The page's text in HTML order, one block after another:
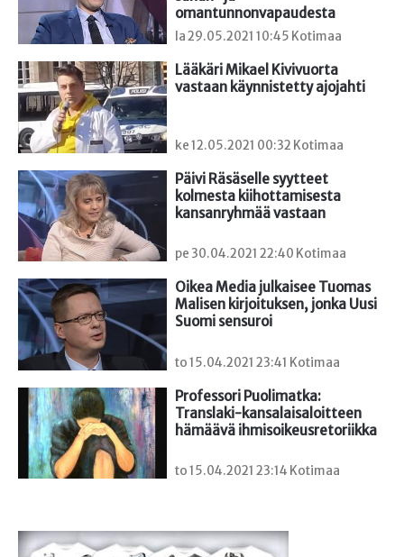
omantunnonvapaudesta
la 29.05.2021 10:45 Kotimaa
Lääkäri Mikael Kivivuorta
vastaan käynnistetty ajojahti
ke 12.05.2021 00:32 Kotimaa
Päivi Räsäselle syytteet
kolmesta kiihottamisesta
kansanryhmää vastaan
pe 30.04.2021 22:40 Kotimaa
Oikea Media julkaisee Tuomas
Malisen kirjoituksen, jonka Uusi
Suomi sensuroi
to 15.04.2021 23:41 Kotimaa
Professori Puolimatka:
Translaki-kansalaisaloitteen
hämäävä ihmisoikeusretoriikka
to 15.04.2021 23:14 Kotimaa